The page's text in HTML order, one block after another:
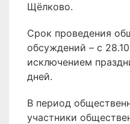
Щёлково.
Срок проведения
обсуждений – с
исключением
дней.
В период
участники